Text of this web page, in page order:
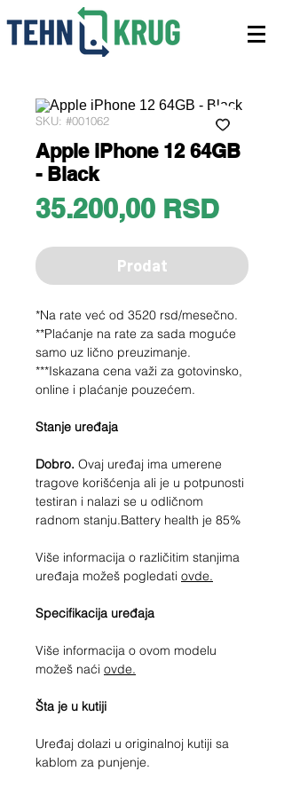
SKU: #001062
Apple iPhone 12 64GB
- Black
35.200,00 RSDPrice
Prodat
*Na rate već od 3520 rsd/mesečno.
**Plaćanje na rate za sada moguće
samo uz lično preuzimanje.
***Iskazana cena važi za gotovinsko,
online i plaćanje pouzećem.
Stanje uređaja
Dobro. Ovaj uređaj ima umerene
tragove korišćenja ali je u potpunosti
testiran i nalazi se u odličnom
radnom stanju.Battery health je 85%
Više informacija o različitim stanjima
uređaja možeš pogledati ovde.
Specifikacija uređaja
Više informacija o ovom modelu
možeš naći ovde.
Šta je u kutiji
Uređaj dolazi u originalnoj kutiji sa
kablom za punjenje.